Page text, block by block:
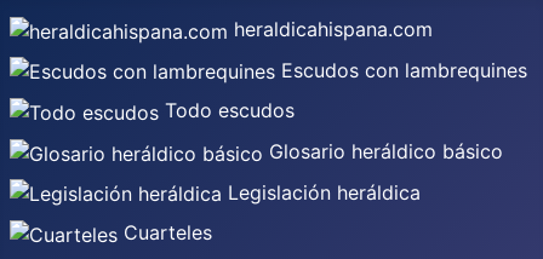
heraldicahispana.com
Escudos con lambrequines
Todo escudos
Glosario heráldico básico
Legislación heráldica
Cuarteles